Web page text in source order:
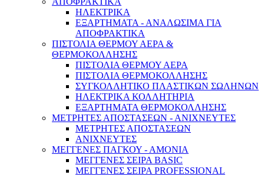
ΗΛΕΚΤΡΙΚΑ
ΕΞΑΡΤΗΜΑΤΑ - ΑΝΑΛΩΣΙΜΑ ΓΙΑ
ΑΠΟΦΡΑΚΤΙΚΑ
ΠΙΣΤΟΛΙΑ ΘΕΡΜΟΥ ΑΕΡΑ &
ΘΕΡΜΟΚΟΛΛΗΣΗΣ
ΠΙΣΤΟΛΙΑ ΘΕΡΜΟΥ ΑΕΡΑ
ΠΙΣΤΟΛΙΑ ΘΕΡΜΟΚΟΛΛΗΣΗΣ
ΣΥΓΚΟΛΛΗΤΙΚΟ ΠΛΑΣΤΙΚΩΝ ΣΩΛΗΝΩΝ
ΗΛΕΚΤΡΙΚΑ ΚΟΛΛΗΤΗΡΙΑ
ΕΞΑΡΤΗΜΑΤΑ ΘΕΡΜΟΚΟΛΛΗΣΗΣ
ΜΕΤΡΗΤΕΣ ΑΠΟΣΤΑΣΕΩΝ - ΑΝΙΧΝΕΥΤΕΣ
ΜΕΤΡΗΤΕΣ ΑΠΟΣΤΑΣΕΩΝ
ΑΝΙΧΝΕΥΤΕΣ
ΜΕΓΓΕΝΕΣ ΠΑΓΚΟΥ - ΑΜΟΝΙΑ
ΜΕΓΓΕΝΕΣ ΣΕΙΡΑ BASIC
ΜΕΓΓΕΝΕΣ ΣΕΙΡΑ PROFESSIONAL